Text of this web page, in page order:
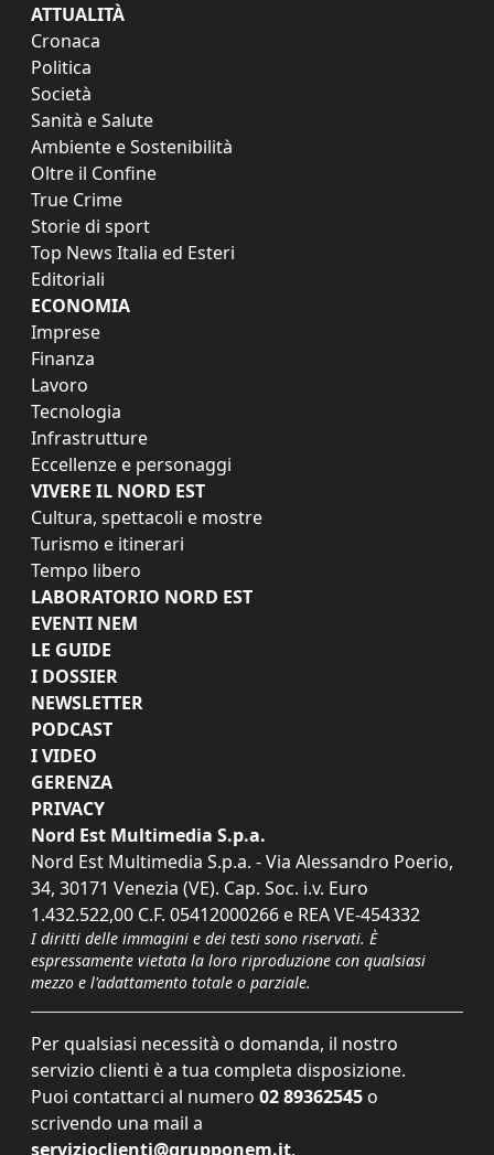
ATTUALITÀ
Cronaca
Politica
Società
Sanità e Salute
Ambiente e Sostenibilità
Oltre il Confine
True Crime
Storie di sport
Top News Italia ed Esteri
Editoriali
ECONOMIA
Imprese
Finanza
Lavoro
Tecnologia
Infrastrutture
Eccellenze e personaggi
VIVERE IL NORD EST
Cultura, spettacoli e mostre
Turismo e itinerari
Tempo libero
LABORATORIO NORD EST
EVENTI NEM
LE GUIDE
I DOSSIER
NEWSLETTER
PODCAST
I VIDEO
GERENZA
PRIVACY
Nord Est Multimedia S.p.a.
Nord Est Multimedia S.p.a. - Via Alessandro Poerio,
34, 30171 Venezia (VE). Cap. Soc. i.v. Euro
1.432.522,00 C.F. 05412000266 e REA VE-454332
I diritti delle immagini e dei testi sono riservati. È
espressamente vietata la loro riproduzione con qualsiasi
mezzo e l'adattamento totale o parziale.
Per qualsiasi necessità o domanda, il nostro
servizio clienti è a tua completa disposizione.
Puoi contattarci al numero 02 89362545 o
scrivendo una mail a
servizioclienti@grupponem.it.